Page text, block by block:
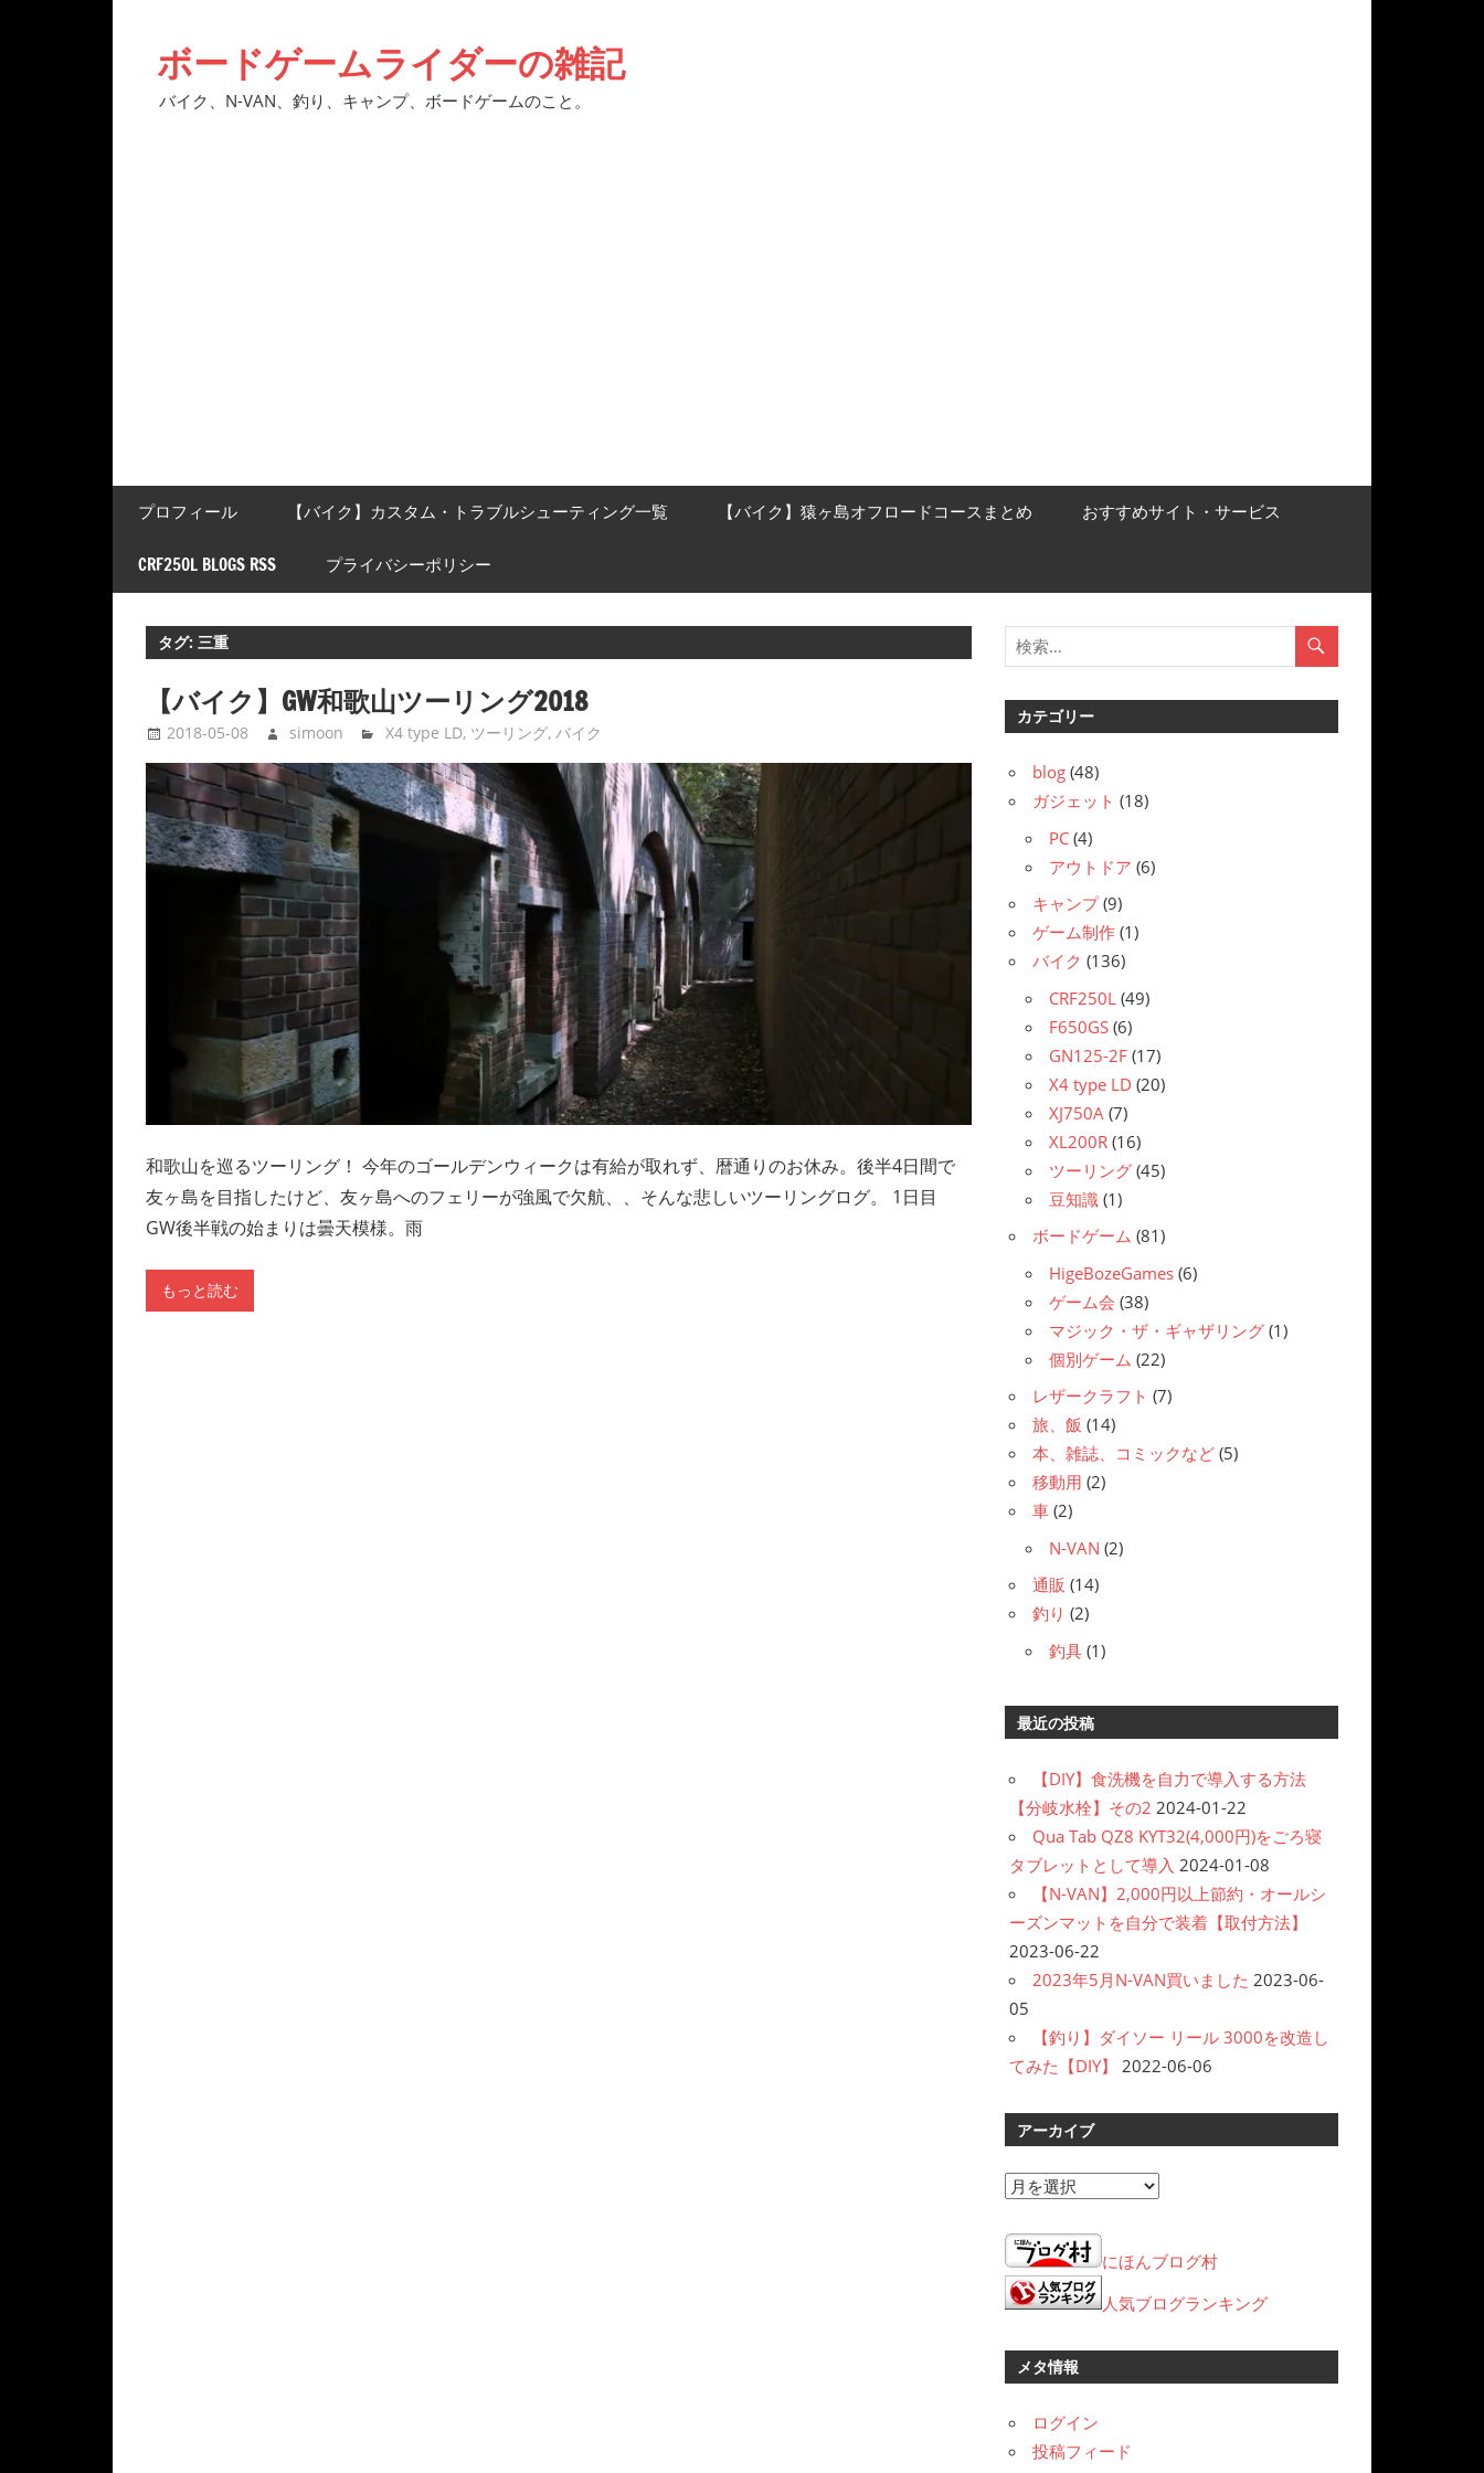
ボードゲームライダーの雑記
バイク、N-VAN、釣り、キャンプ、ボードゲームのこと。
プロフィール 【バイク】カスタム・トラブルシューティング一覧 【バイク】猿ヶ島オフロードコースまとめ おすすめサイト・サービス
CRF250L BLOGS RSS プライバシーポリシー
タグ:三重
【バイク】GW和歌山ツーリング2018
2018-05-08 simoon X4 type LD, ツーリング, バイク
和歌山を巡るツーリング！ 今年のゴールデンウィークは有給が取れず、暦通りのお休み。後半4日間で
友ヶ島を目指したけど、友ヶ島へのフェリーが強風で欠航、、そんな悲しいツーリングログ。 1日目
GW後半戦の始まりは曇天模様。雨
もっと読む
カテゴリー
blog (48)
ガジェット (18)
PC (4)
アウトドア (6)
キャンプ(9)
ゲーム制作 (1)
バイク (136)
CRF250L (49)
F650GS (6)
GN125-2F (17)
X4 type LD (20)
XJ750A (7)
XL200R (16)
ツーリング (45)
豆知識 (1)
ボードゲーム (81)
HigeBozeGames (6)
ゲーム会 (38)
マジック・ザ・ギャザリング (1)
個別ゲーム (22)
レザークラフト (7)
旅、飯 (14)
本、雑誌、コミックなど (5)
移動用 (2)
車 (2)
N-VAN (2)
通販 (14)
釣り (2)
釣具 (1)
最近の投稿
【DIY】食洗機を自力で導入する方法
【分岐水栓】その2 2024-01-22
Qua Tab QZ8 KYT32(4,000円)をごろ寝
タブレットとして導入 2024-01-08
【N-VAN】2,000円以上節約・オールシ
ーズンマットを自分で装着【取付方法】
2023-06-22
2023年5月N-VAN買いました 2023-06-
05
【釣り】ダイソー リール 3000を改造し
てみた【DIY】
2022-06-06
アーカイブ
ア
カ
イ
ブ
にほんブログ村
人気ブログランキング
メタ情報
ログイン
投稿フィード